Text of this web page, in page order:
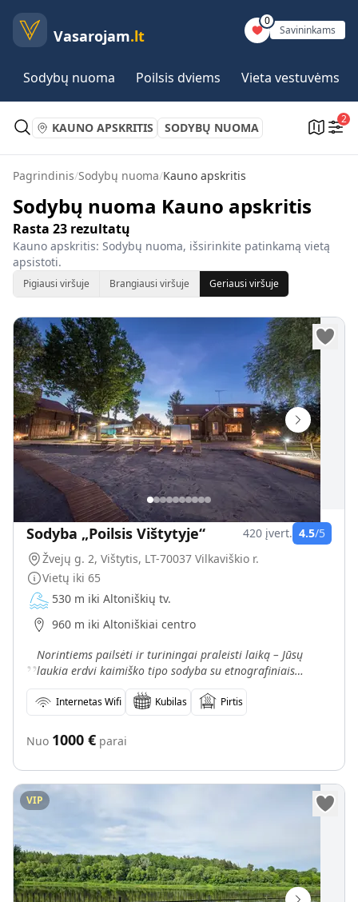
Vasarojam.lt
0
Savininkams
Sodybų nuoma Poilsis dviems Vieta vestuvėms
KAUNO APSKRITIS SODYBŲ NUOMA
2
Pagrindinis/Sodybų nuoma/Kauno apskritis
Sodybų nuoma Kauno apskritis
Rasta 23 rezultatų
Kauno apskritis: Sodybų nuoma, išsirinkite patinkamą vietą
apsistoti.
Pigiausi viršuje Brangiausi viršuje Geriausi viršuje
Sodyba „Poilsis Vištytyje“ 420 įvert. 4.5/5
Žvejų g. 2, Vištytis, LT-70037 Vilkaviškio r.
Vietų iki 65
530 m iki Altoniškių tv.
960 m iki Altoniškiai centro
„Norintiems pailsėti ir turiningai praleisti laiką – Jūsų
laukia erdvi kaimiško tipo sodyba su etnografiniais
elementais. Ji įsikūrusi pačiame Vištyčio miestelyj
Internetas Wifi Kubilas Pirtis
Nuo 1000 € parai
VIP